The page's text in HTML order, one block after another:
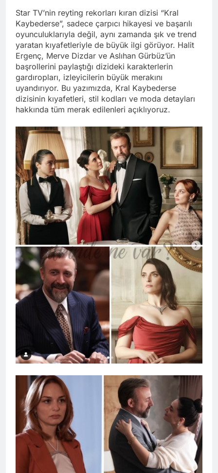
Star TV’nin reyting rekorları kıran dizisi “Kral
Kaybederse”, sadece çarpıcı hikayesi ve başarılı
oyunculuklarıyla değil, aynı zamanda şık ve trend
yaratan kıyafetleriyle de büyük ilgi görüyor. Halit
Ergenç, Merve Dizdar ve Aslıhan Gürbüz’ün
başrollerini paylaştığı dizideki karakterlerin
gardıropları, izleyicilerin büyük merakını
uyandırıyor. Bu yazımızda, Kral Kaybederse
dizisinin kıyafetleri, stil kodları ve moda detayları
hakkında tüm merak edilenleri açıklıyoruz.